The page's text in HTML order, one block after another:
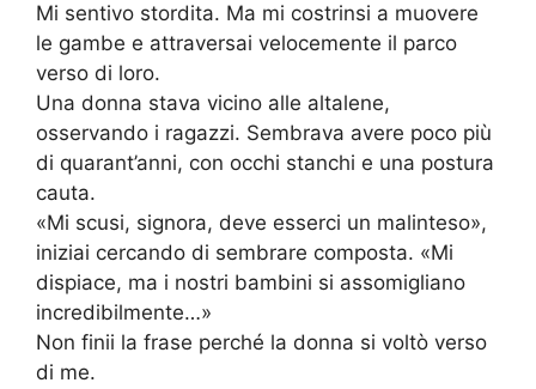
Mi sentivo stordita. Ma mi costrinsi a muovere
le gambe e attraversai velocemente il parco
verso di loro.
Una donna stava vicino alle altalene,
osservando i ragazzi. Sembrava avere poco più
di quarant’anni, con occhi stanchi e una postura
cauta.
«Mi scusi, signora, deve esserci un malinteso»,
iniziai cercando di sembrare composta. «Mi
dispiace, ma i nostri bambini si assomigliano
incredibilmente…»
Non finii la frase perché la donna si voltò verso
di me.